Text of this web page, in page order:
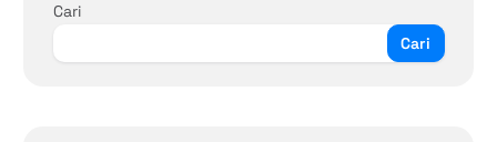
Cari
Cari